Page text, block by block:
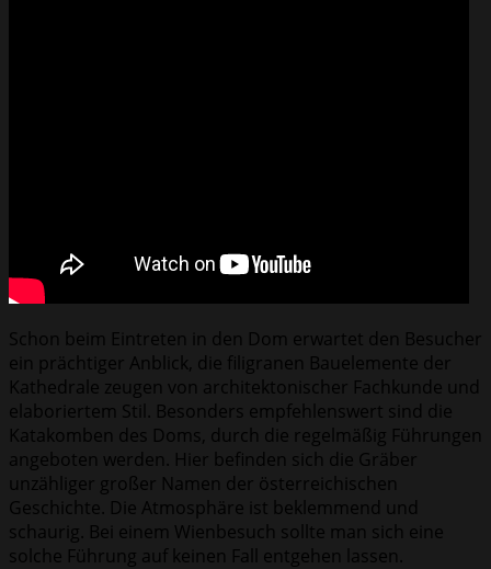
Schon beim Eintreten in den Dom erwartet den Besucher
ein prächtiger Anblick, die filigranen Bauelemente der
Kathedrale zeugen von architektonischer Fachkunde und
elaboriertem Stil. Besonders empfehlenswert sind die
Katakomben des Doms, durch die regelmäßig Führungen
angeboten werden. Hier befinden sich die Gräber
unzähliger großer Namen der österreichischen
Geschichte. Die Atmosphäre ist beklemmend und
schaurig. Bei einem Wienbesuch sollte man sich eine
solche Führung auf keinen Fall entgehen lassen.